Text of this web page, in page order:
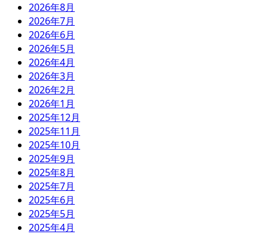
2026年8月
2026年7月
2026年6月
2026年5月
2026年4月
2026年3月
2026年2月
2026年1月
2025年12月
2025年11月
2025年10月
2025年9月
2025年8月
2025年7月
2025年6月
2025年5月
2025年4月